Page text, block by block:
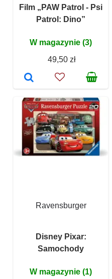
Film „PAW Patrol - Psi
Patrol: Dino”
W magazynie (3)
49,50 zł
Ravensburger
Disney Pixar:
Samochody
W magazynie (1)